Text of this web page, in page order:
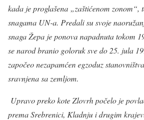
kada je proglašena „zaštićenom zonom“,
snagama UN-a. Predali su svoje
snaga Žepa je ponova napadnuta tokom
se narod branio goloruk sve do 25. jula
započeo nezapamćen egzoduz
sravnjena sa zemljom.
Upravo preko kote Zlovrh počelo je
prema Srebrenici, Kladnju i drugim